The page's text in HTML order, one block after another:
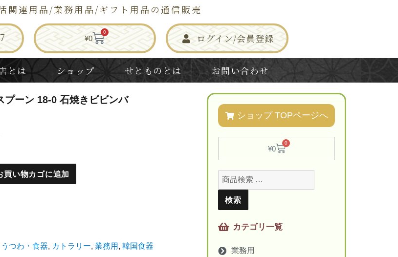
関連用品/業務用品/ギフト用品の通信販売
¥0
0 ログイン/会員登録
とは ショップ せとものとは お問い合わせ
プーン 18-0 石焼きビビンバ
買い物カゴに追加
うつわ・食器, カトラリー,業務用 ,韓国食器
ショップ TOPページへ
¥0
0
検索
カテゴリ一覧
業務用